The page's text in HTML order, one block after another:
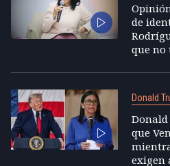
de
que no
Donald
que
exigen